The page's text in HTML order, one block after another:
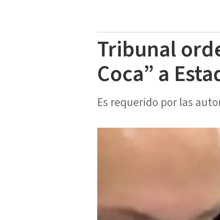
Tribunal
Coca” a
Es requerido por las